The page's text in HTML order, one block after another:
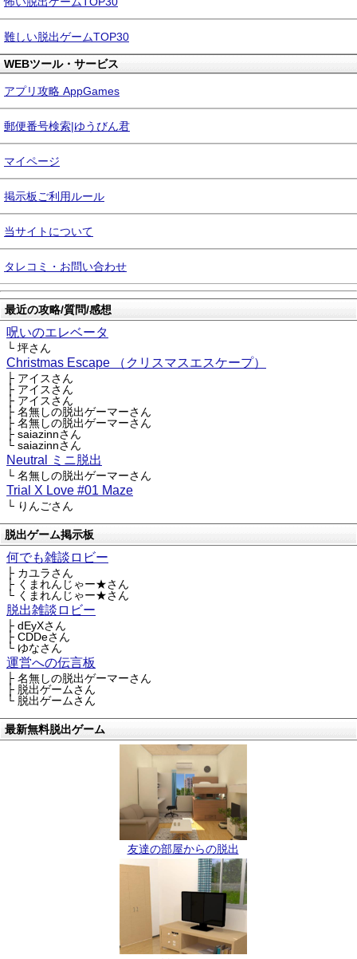
難しい脱出ゲームTOP30
WEBツール・サービス
アプリ攻略 AppGames
郵便番号検索|ゆうびん君
マイページ
掲示板ご利用ルール
当サイトについて
タレコミ・お問い合わせ
最近の攻略/質問/感想
呪いのエレベータ
└ 坪さん
Christmas Escape （クリスマスエスケープ）
├ アイスさん
├ アイスさん
├ アイスさん
├ 名無しの脱出ゲーマーさん
├ 名無しの脱出ゲーマーさん
├ saiazinnさん
└ saiazinnさん
Neutral ミニ脱出
└ 名無しの脱出ゲーマーさん
Trial X Love #01 Maze
└ りんごさん
脱出ゲーム掲示板
何でも雑談ロビー
├ カユラさん
├ くまれんじゃー★さん
└ くまれんじゃー★さん
脱出雑談ロビー
├ dEyXさん
├ CDDeさん
└ ゆなさん
運営への伝言板
├ 名無しの脱出ゲーマーさん
├ 脱出ゲームさん
└ 脱出ゲームさん
最新無料脱出ゲーム
友達の部屋からの脱出